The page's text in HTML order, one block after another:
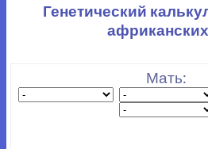
Генетический
Мать: